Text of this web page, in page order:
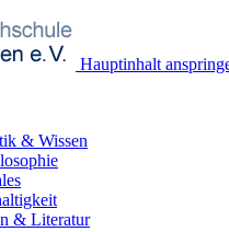
Hauptinhalt
& Wissen
& Literatur